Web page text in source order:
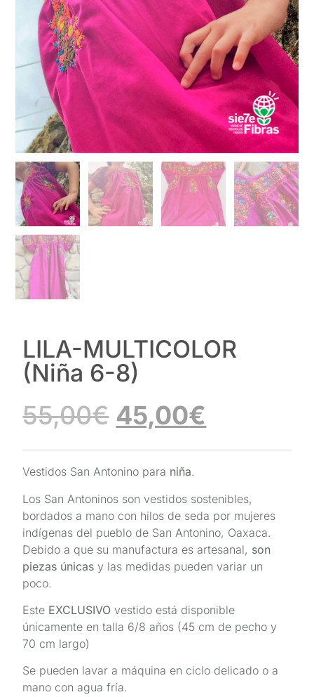
LILA-MULTICOLOR
(Niña 6-8)
55,00€ 45,00€
Vestidos San Antonino para niña.
Los San Antoninos son vestidos sostenibles,
bordados a mano con hilos de seda por mujeres
indígenas del pueblo de San Antonino, Oaxaca.
Debido a que su manufactura es artesanal, son
piezas únicas y las medidas pueden variar un
poco.
Este EXCLUSIVO vestido está disponible
únicamente en talla 6/8 años (45 cm de pecho y
70 cm largo)
Se pueden lavar a máquina en ciclo delicado o a
mano con agua fría.